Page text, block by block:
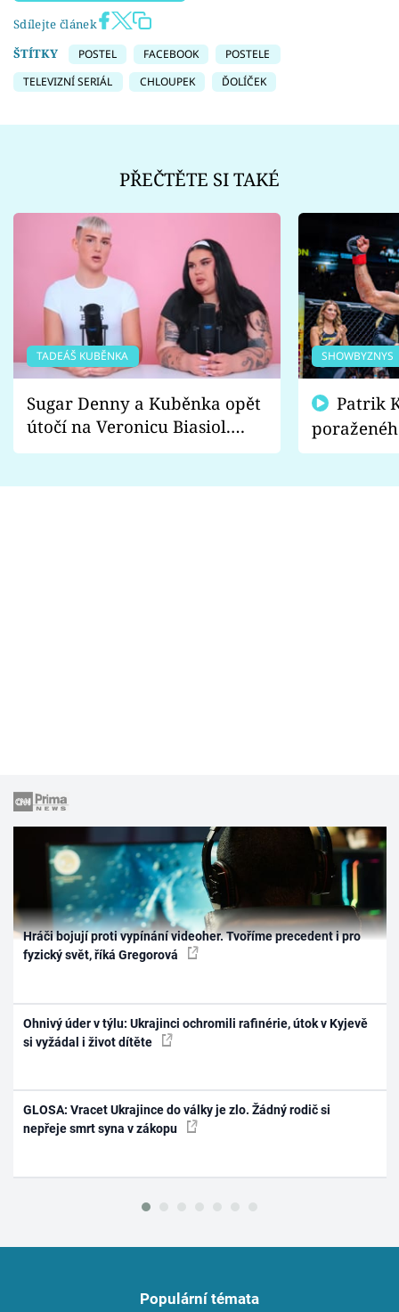
Sdílejte článek
ŠTÍTKY
POSTEL FACEBOOK
POSTELE
TELEVIZNÍ SERIÁL
CHLOUPEK ĎOLÍČEK
PŘEČTĚTE SI TAKÉ
TADEÁŠ KUBĚNKA
Sugar Denny a Kuběnka opět
útočí na Veronicu Biasiol.
Proč je podle nich falešná a
SHOWBYZNYS
fanoušci
Hráči bojují proti vypínání videoher. Tvoříme precedent i pro
fyzický svět, říká Gregorová
Ohnivý úder v týlu: Ukrajinci ochromili rafinérie, útok v Kyjevě
si vyžádal i život dítěte
GLOSA: Vracet Ukrajince do války je zlo. Žádný rodič si
nepřeje smrt syna v zákopu
Populární témata